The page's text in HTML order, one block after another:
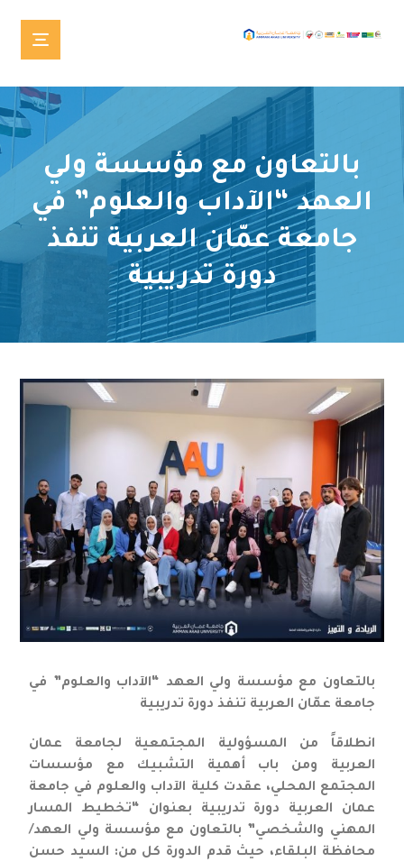
بالتعاون مع مؤسسة ولي
العهد “الآداب والعلوم” في
جامعة عمّان العربية تنفذ
دورة تدريبية
بالتعاون مع مؤسسة ولي العهد “الآداب والعلوم” في
جامعة عمّان العربية تنفذ دورة تدريبية
انطلاقاً من المسؤولية المجتمعية لجامعة عمان
العربية ومن باب أهمية التشبيك مع مؤسسات
المجتمع المحلي، عقدت كلية الآداب والعلوم في جامعة
عمان العربية دورة تدريبية بعنوان “تخطيط المسار
المهني والشخصي” بالتعاون مع مؤسسة ولي العهد/
محافظة البلقاء، حيث قدم الدورة كل من: السيد حسن